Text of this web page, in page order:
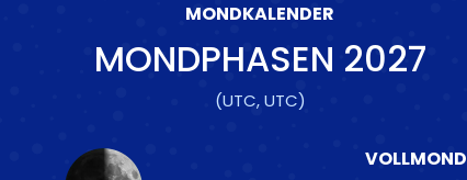
MONDKALENDER
MONDPHASEN 2027
(UTC, UTC)
VOLLMOND